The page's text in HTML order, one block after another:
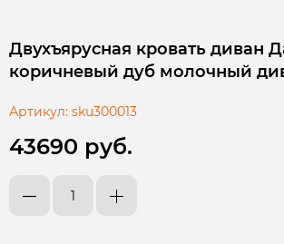
Двухъярусная кровать диван
коричневый дуб молочный
Артикул: sku300013
43690 руб.